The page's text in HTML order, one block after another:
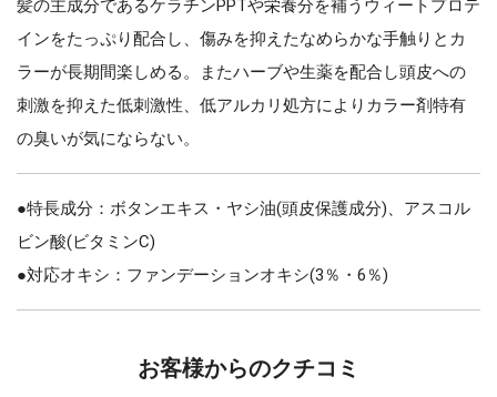
髪の主成分であるケラチンPPTや栄養分を補うウィートプロテ
インをたっぷり配合し、傷みを抑えたなめらかな手触りとカ
ラーが長期間楽しめる。またハーブや生薬を配合し頭皮への
刺激を抑えた低刺激性、低アルカリ処方によりカラー剤特有
の臭いが気にならない。
●特長成分：ボタンエキス・ヤシ油(頭皮保護成分)、アスコル
ビン酸(ビタミンC)
●対応オキシ：ファンデーションオキシ(3％・6％)
お客様からのクチコミ